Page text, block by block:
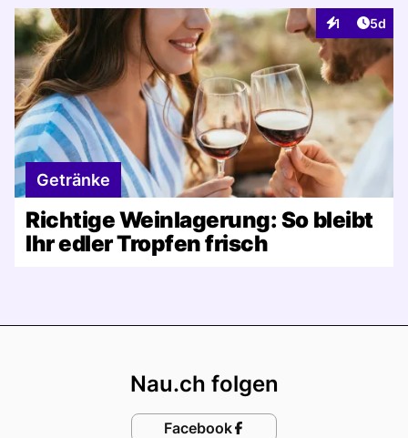
1
Interaktionen
5d
Getränke
Richtige Weinlagerung: So bleibt
Ihr edler Tropfen frisch
Nau.ch folgen
Facebook